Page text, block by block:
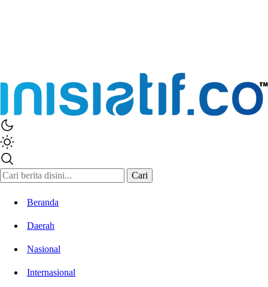
Inisiatif.co
Stay Connected Stay Informed
Cari
Beranda
Daerah
Nasional
Internasional